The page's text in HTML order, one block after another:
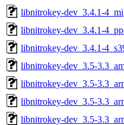
libnitrokey-dev_3.4.1-
libnitrokey-dev_3.4.1-
libnitrokey-dev_3.4.1-
libnitrokey-dev_3.5-
libnitrokey-dev_3.5-
libnitrokey-dev_3.5-
libnitrokey-dev_3.5-